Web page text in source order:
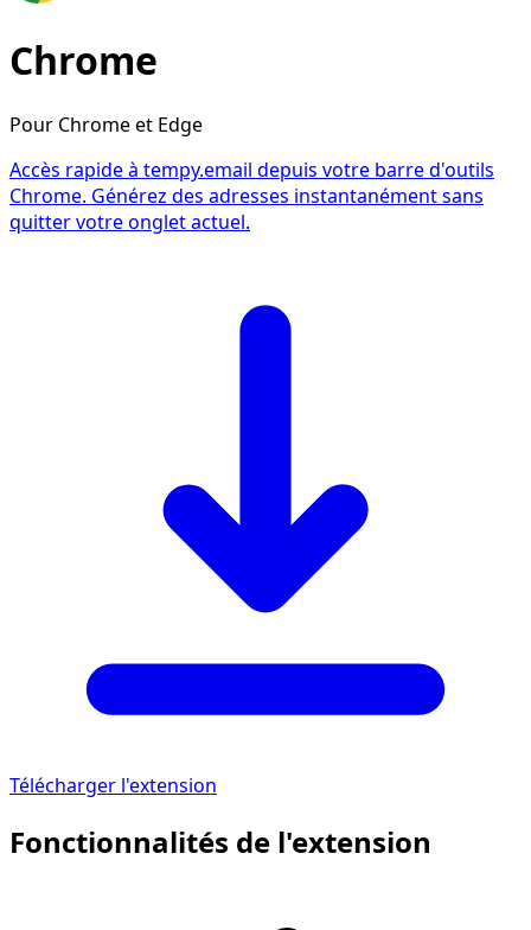
Chrome
Pour Chrome et Edge
Accès rapide à tempy.email depuis votre barre d'outils
Chrome. Générez des adresses instantanément sans
quitter votre onglet actuel.
Télécharger l'extension
Fonctionnalités de l'extension